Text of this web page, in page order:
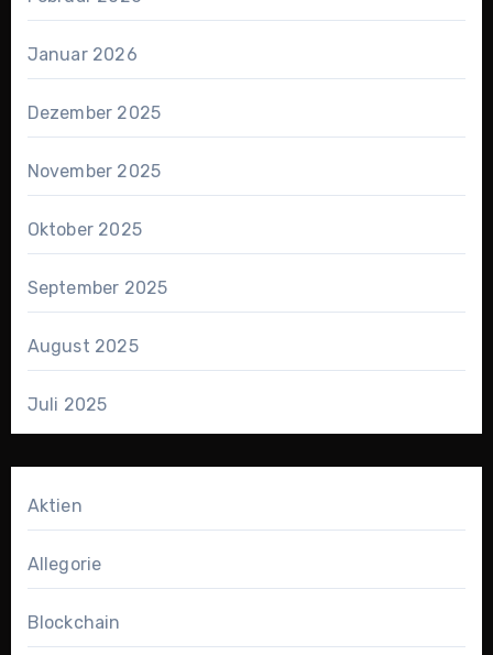
Januar 2026
Dezember 2025
November 2025
Oktober 2025
September 2025
August 2025
Juli 2025
Aktien
Allegorie
Blockchain